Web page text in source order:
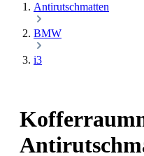
Antirutschmatten
BMW
i3